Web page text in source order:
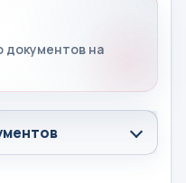
документов на